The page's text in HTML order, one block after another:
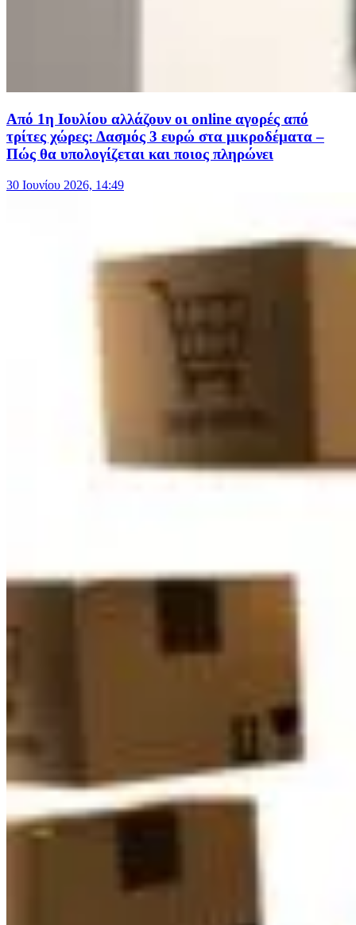
Από 1η Ιουλίου αλλάζουν οι online αγορές από
τρίτες χώρες: Δασμός 3 ευρώ στα μικροδέματα –
Πώς θα υπολογίζεται και ποιος πληρώνει
30 Ιουνίου 2026, 14:49